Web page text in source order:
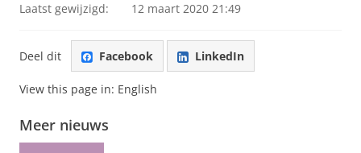
Laatst gewijzigd: 12 maart 2020 21:49
Deel dit Facebook LinkedIn
View this page in: English
Meer nieuws